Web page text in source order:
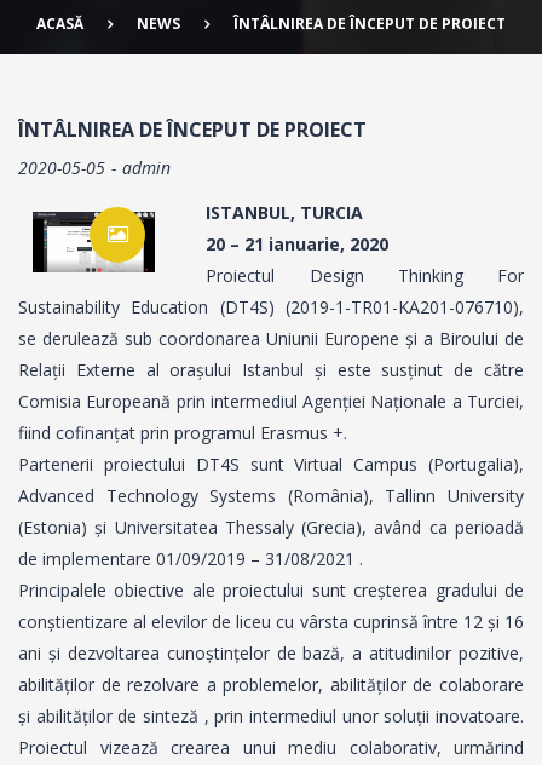
ACASĂ NEWS ÎNTÂLNIREA DE ÎNCEPUT DE PROIECT
ÎNTÂLNIREA DE ÎNCEPUT DE PROIECT
2020-05-05
admin
ISTANBUL, TURCIA
20 – 21 ianuarie, 2020
Proiectul Design Thinking For
Sustainability Education (DT4S) (2019-1-TR01-KA201-076710),
se derulează sub coordonarea Uniunii Europene și a Biroului de
Relații Externe al orașului Istanbul și este susținut de către
Comisia Europeană prin intermediul Agenției Naționale a Turciei,
fiind cofinanțat prin programul Erasmus +.
Partenerii proiectului DT4S sunt Virtual Campus (Portugalia),
Advanced Technology Systems (România), Tallinn University
(Estonia) și Universitatea Thessaly (Grecia), având ca perioadă
de implementare 01/09/2019 – 31/08/2021 .
Principalele obiective ale proiectului sunt creșterea gradului de
conștientizare al elevilor de liceu cu vârsta cuprinsă între 12 și 16
ani și dezvoltarea cunoștințelor de bază, a atitudinilor pozitive,
abilităților de rezolvare a problemelor, abilităților de colaborare
și abilităților de sinteză , prin intermediul unor soluții inovatoare.
Proiectul vizează crearea unui mediu colaborativ, urmărind